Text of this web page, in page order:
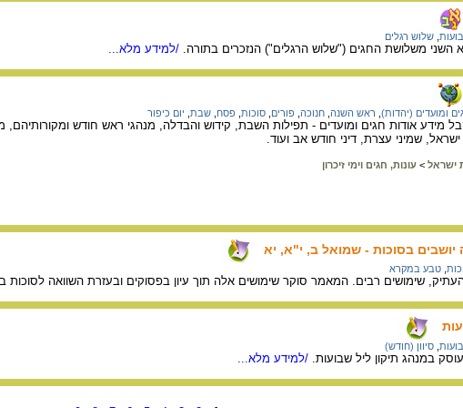
שלוש רגלים
השני משלושת החגים ("שלוש הרגלים") הנזכרים בתורה. /למידע מלא...
ומועדים (יהדות) ראש השנה חנוכה פורים סוכות פסח שבת יום כיפור
מידע אודות חגים ומועדים - תפילות השבת, קידוש והבדלה, מנהגי ראש חודש ומקורותיהם,
שמיני עצרת, דיני חודש אב ועוד.
ישראל > עונות, חגים וימי זיכרון
יושבים בסוכות - שמואל ב, י"א, יא
טבע במקרא
שימושים רבים. המאמר סוקר שימושים אלה תוך עיון בפסוקים ובעזרת השוואה לסוכות
סיוון (חודש)
במנהג תיקון ליל שבועות. /למידע מלא...